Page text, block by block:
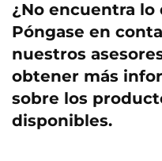
¿No encuentra lo
Póngase en
nuestros
obtener más
sobre los
disponibles.